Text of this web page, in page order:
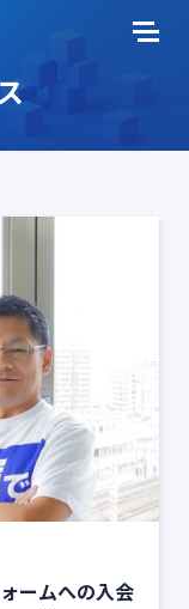
ームへの入会